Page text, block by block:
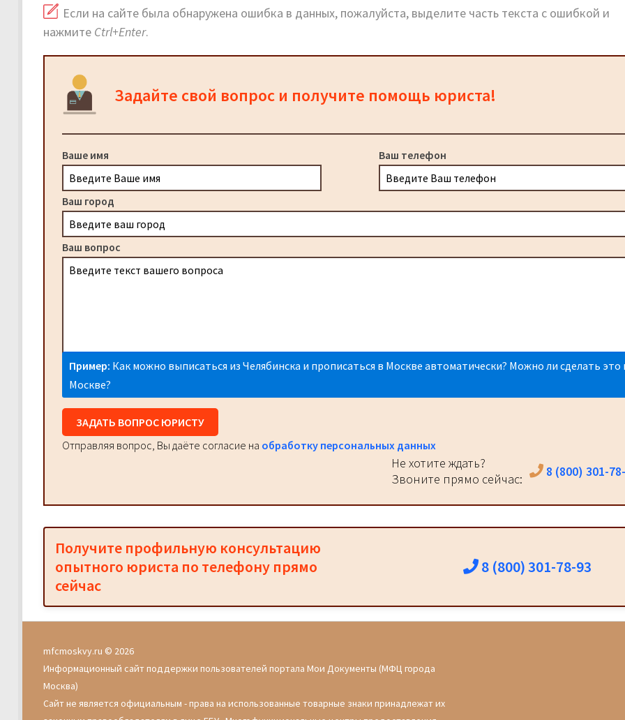
Если на сайте была обнаружена ошибка в данных, пожалуйста, выделите часть текста с ошибкой и
нажмите Ctrl+Enter.
Задайте свой вопрос и получите помощь юриста!
Ваше имя Ваш телефон
Ваш город
Ваш вопрос
Пример: Как можно выписаться из Челябинска и прописаться в Москве автоматически? Можно ли сделать это
Москве?
ЗАДАТЬ ВОПРОС ЮРИСТУ
Отправляя вопрос, Вы даёте согласие на обработку персональных данных
Не хотите ждать?
Звоните прямо сейчас:
8 (800) 301-
Получите профильную консультацию
опытного юриста по телефону прямо
сейчас
8 (800) 301-78-93
mfcmoskvy.ru © 2026
Информационный сайт поддержки пользователей портала Мои Документы (МФЦ города
Москва)
Сайт не является официальным - права на использованные товарные знаки принадлежат их